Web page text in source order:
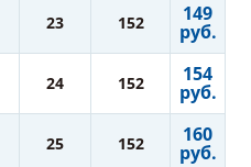
23 152 149
руб.
24 152 154
руб.
25 152 160
руб.